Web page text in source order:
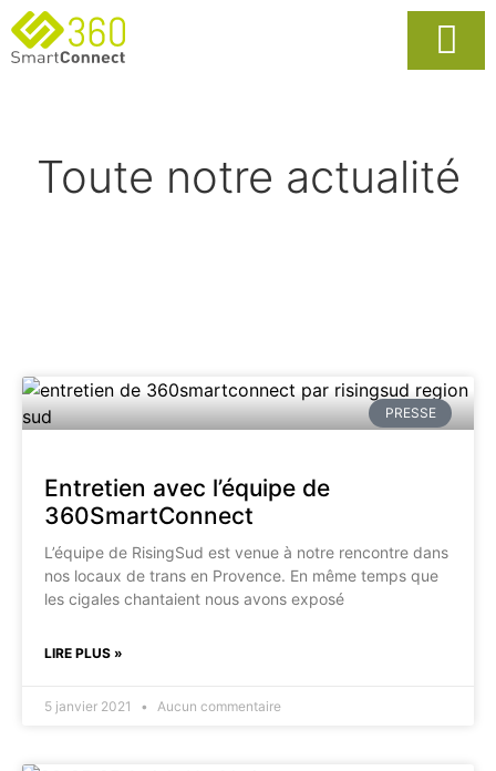
Toute notre actualité
PRESSE
Entretien avec l’équipe de
360SmartConnect
L’équipe de RisingSud est venue à notre rencontre dans
nos locaux de trans en Provence. En même temps que
les cigales chantaient nous avons exposé
LIRE PLUS »
5 janvier 2021 Aucun commentaire